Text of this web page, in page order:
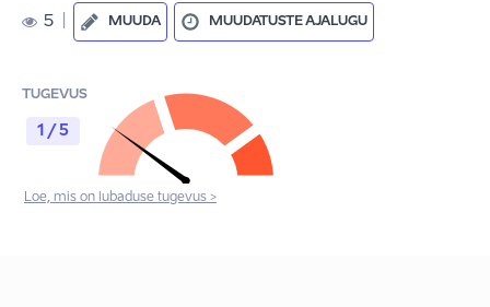
5 MUUDA MUUDATUSTE AJALUGU
TUGEVUS
1 / 5
Loe, mis on lubaduse tugevus >